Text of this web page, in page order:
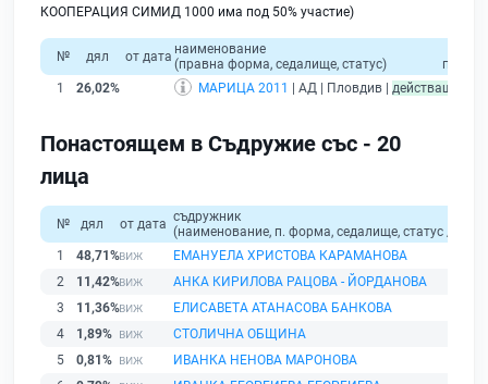
КООПЕРАЦИЯ СИМИД 1000 има под 50% участие)
№ дял от дата наименование
(правна форма, седалище, статус)
1
26,02% МАРИЦА 2011 | АД | Пловдив | действащ
Понастоящем в Съдружие със - 20
лица
№ дял от дата съдружник
(наименование, п. форма, седалище, статус /
1
48,71%
ЕМАНУЕЛА ХРИСТОВА КАРАМАНОВА
2
11,42%
АНКА КИРИЛОВА РАЦОВА - ЙОРДАНОВА
3
11,36%
ЕЛИСАВЕТА АТАНАСОВА БАНКОВА
4
1,89%
СТОЛИЧНА ОБЩИНА
5
0,81%
ИВАНКА НЕНОВА МАРОНОВА